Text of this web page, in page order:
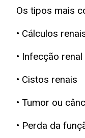
Os tipos mais
• Cálculos
• Infecção
• Cistos renais
• Tumor ou
• Perda da